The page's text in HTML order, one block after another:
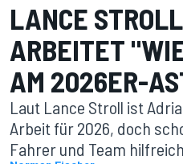
LANCE
ARBEITET
AM 2026ER-
Laut Lance Stroll ist
Arbeit für 2026, doch
Fahrer und Team